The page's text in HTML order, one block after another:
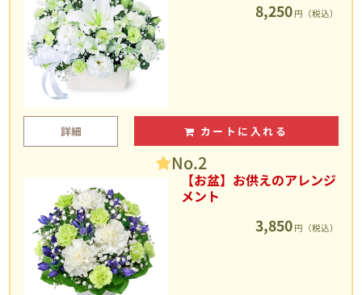
8,250 円（税込）
詳細 カートに入れる
No.2
【お盆】お供えのアレンジ
メント
3,850 円（税込）